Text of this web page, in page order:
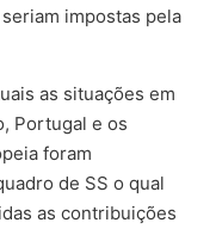
impostas pela
as situações em
Portugal e os
foram
de SS o qual
as contribuições